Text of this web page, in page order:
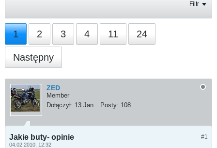
Filtr
1 2 3 4 11 24
Następny
ZED
Member
Dołączył: 13 Jan Posty: 108
#1
Jakie buty- opinie
04.02.2010, 12:32